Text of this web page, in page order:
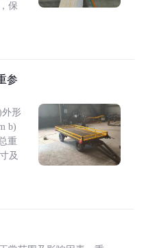
保
参
外形
b)
重
及